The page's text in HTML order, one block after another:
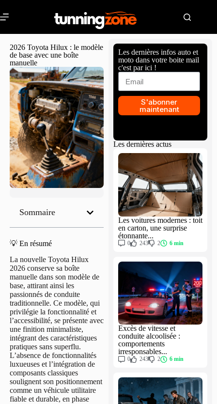
2026 Toyota Hilux : le modèle
de base avec une boîte
manuelle
Sommaire
💡 En résumé
La nouvelle Toyota Hilux
2026 conserve sa boîte
manuelle dans son modèle de
base, attirant ainsi les
passionnés de conduite
traditionnelle. Ce modèle, qui
privilégie la fonctionnalité et
l’accessibilité, se présente avec
une finition minimaliste,
intégrant des caractéristiques
pratiques sans superflu.
L’absence de fonctionnalités
luxueuses et l’intégration de
composants classiques
soulignent son positionnement
comme un véhicule utilitaire
fiable et durable, en phase
Les dernières infos auto et
moto dans votre boite mail
c'est par ici !
S'abonner
maintenant
Les dernières actus
Les voitures modernes : toit
en carton, une surprise
étonnante...
0 243 2 6 min
Excès de vitesse et
conduite alcoolisée :
comportements
irresponsables...
0 243 2 6 min